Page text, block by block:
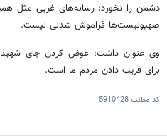
صهیونیست‌ها فراموش شدنی نیست.
وی عنوان داشت: عوض کردن جای شهید
برای فریب دادن مردم ما است.
کد مطلب5910428